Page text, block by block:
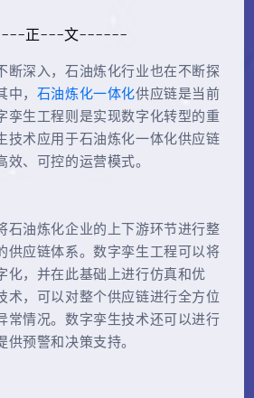
正---文------
断深入，石油炼化行业也在不断探
， 石油炼化一体化供应链是当前
孪生工程则是实现数字化转型的重
技术应用于石油炼化一体化供应链
、可控的运营模式。
石油炼化企业的上下游环节进行整
供应链体系。数字孪生工程可以将
化，并在此基础上进行仿真和优
术，可以对整个供应链进行全方位
常情况。数字孪生技术还可以进行
预警和决策支持。